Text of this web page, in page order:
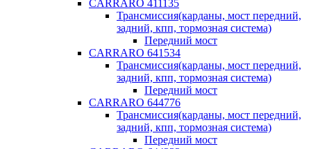
CARRARO 411135
Трансмиссия(карданы, мост передний,
задний, кпп, тормозная система)
Передний мост
CARRARO 641534
Трансмиссия(карданы, мост передний,
задний, кпп, тормозная система)
Передний мост
CARRARO 644776
Трансмиссия(карданы, мост передний,
задний, кпп, тормозная система)
Передний мост